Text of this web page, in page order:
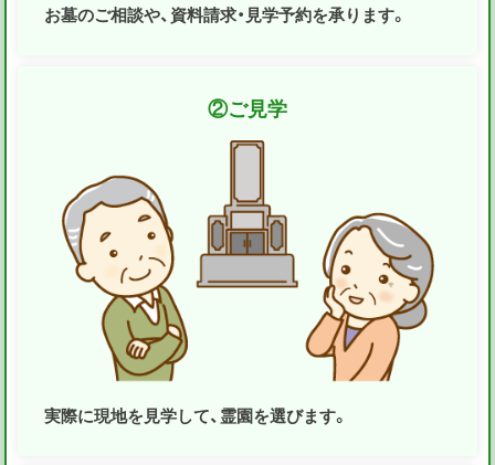
お墓のご相談や、資料請求・見学予約を承ります。
②ご見学
実際に現地を見学して、霊園を選びます。